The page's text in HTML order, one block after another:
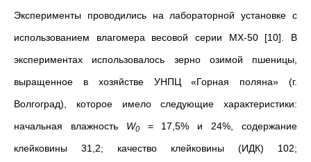
Эксперименты проводились на лабораторной установке с
использованием влагомера весовой серии МХ-50 [10]. В
экспериментах использовалось зерно озимой пшеницы,
выращенное в хозяйстве УНПЦ «Горная поляна» (г.
Волгоград), которое имело следующие характеристики:
начальная влажность W0= 17,5% и 24%, содержание
клейковины 31,2; качество клейковины (ИДК) 102;